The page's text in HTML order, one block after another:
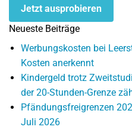
Jetzt ausprobieren
Neueste Beiträge
Werbungskosten bei
Kosten anerkennt
Kindergeld trotz
der 20-Stunden-Grenze
Pfändungsfreigrenzen
Juli 2026